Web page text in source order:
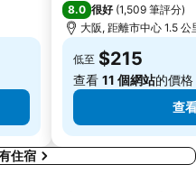
Nishikujo Station
Sakaisuji Hommachi Station
8.0 很好 (1,509 筆評分)
大阪, 距離市中心 1.5 公
低至 $215
查看 11 個網站的價格
查
住宿